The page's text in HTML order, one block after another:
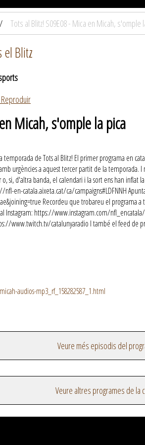
Tots al Blitz! S09E08 - Mica en Micah, s'omple
el Blitz
Reproduir
Micah, s'omple la pica
de Tots al Blitz! El primer programa en
urgències a aquest tercer partit de la
si, d'altra banda, el calendari i la sort ens han
nfl-en-catala.aixeta.cat/ca/campaigns#LDFNNH
Recordeu que trobareu el programa
Instagram: https://www.instagram.com/
www.twitch.tv/catalunyaradio I també el feed de
audios-mp3_rf_158282587_1.html
Veure més episodis del
Veure altres programes de la